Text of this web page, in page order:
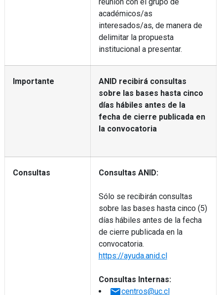
académicos/as
interesados/as, de manera de
delimitar la propuesta
institucional a presentar.
Importante
ANID recibirá consultas
sobre las bases hasta cinco
días hábiles antes de la
fecha de cierre publicada en
la convocatoria
Consultas Consultas ANID:
Sólo se recibirán consultas
sobre las bases hasta cinco (5)
días hábiles antes de la fecha
de cierre publicada en la
convocatoria.
https://ayuda.anid.cl
Consultas Internas:
emailcentros@uc.cl